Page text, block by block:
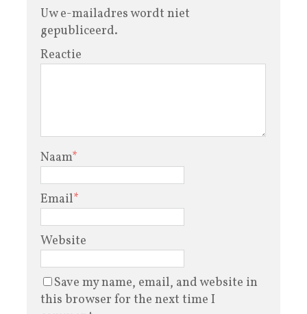
Uw e-mailadres wordt niet
gepubliceerd.
Reactie
Naam*
Email*
Website
Save my name, email, and website in
this browser for the next time I